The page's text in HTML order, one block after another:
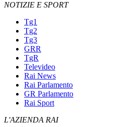
NOTIZIE E SPORT
Tg1
Tg2
Tg3
GRR
TgR
Televideo
Rai News
Rai Parlamento
GR Parlamento
Rai Sport
L'AZIENDA RAI